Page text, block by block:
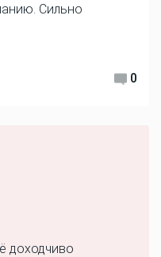
Сильно
0
доходчиво